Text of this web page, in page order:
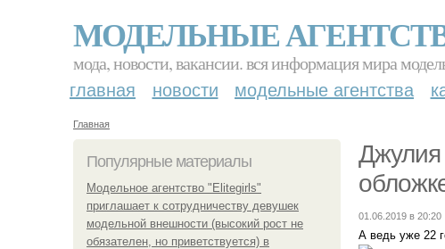
МОДЕЛЬНЫЕ
мода, новости, вакансии. вся информация мира
главная новости модельные агентства
Главная
Популярные материалы
Модельное агентство "Elitegirls"
приглашает к сотрудничеству девушек
модельной внешности (высокий рост не
обязателен, но приветствуется) в
Джулия
01.06.2019 в 20:20
А ведь уже 22